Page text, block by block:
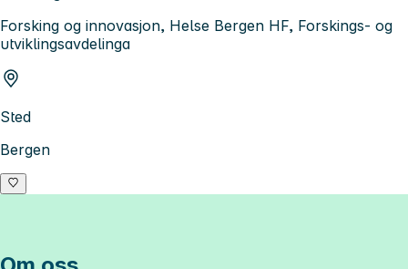
Forsking og innovasjon, Helse Bergen HF, Forskings- og
utviklingsavdelinga
Sted
Bergen